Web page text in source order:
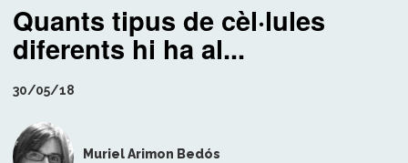
Quants tipus de cèl·lules
diferents hi ha al...
30/05/18
Muriel Arimon Bedós